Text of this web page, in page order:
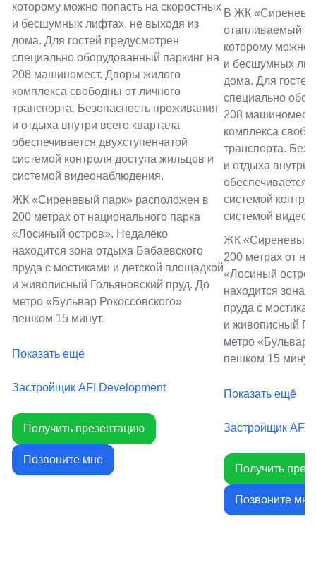
которому можно попасть на скоростных
и бесшумных лифтах, не выходя из
дома. Для гостей предусмотрен
специально оборудованный паркинг на
208 машиномест. Дворы жилого
комплекса свободны от личного
транспорта. Безопасность проживания
и отдыха внутри всего квартала
обеспечивается двухступенчатой
системой контроля доступа жильцов и
системой видеонаблюдения.
ЖК «Сиреневый парк» расположен в
200 метрах от национального парка
«Лосиный остров». Недалёко
находится зона отдыха Бабаевского
пруда с мостиками и детской площадкой
и живописный Гольяновский пруд. До
метро «Бульвар Рокоссовского»
пешком 15 минут.
Показать ещё
Застройщик AFI Development
Получить презентацию
Позвоните мне
В ЖК
отапливаемый
которому можно
и бесшумных
дома. Для
специально
208
комплекса
транспорта.
и отдыха внутри
обеспечивается
системой
системой
ЖК «Сиреневый
200 метрах от
«Лосиный
находится зона
пруда с
и живописный
метро «Бульвар
пешком 15 минут.
Показать ещё
Застройщик AFI
Получить
Позвоните мне